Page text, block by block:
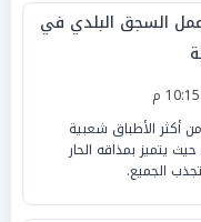
السجق البلدي في
أكثر الأطباق شعبية
يتميز بمذاقه الحار
الجميع.